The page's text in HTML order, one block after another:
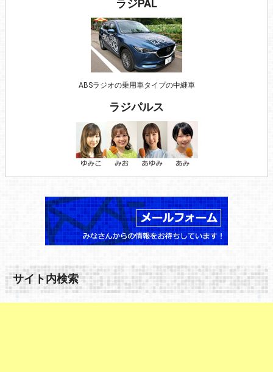
ラジPAL
ABSラジオの乗用車タイプの中継車
ラジパルス
サイト内検索